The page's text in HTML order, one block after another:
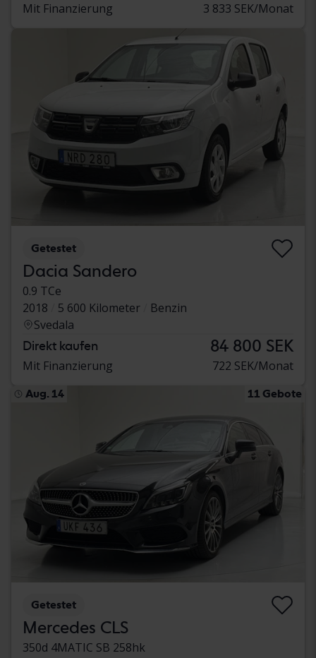
Mit Finanzierung 3 833 SEK/Monat
Getestet
Dacia Sandero
0.9 TCe
2018
5 600 Kilometer
Benzin
Svedala
Direkt kaufen 84 800 SEK
Mit Finanzierung 722 SEK/Monat
Aug. 14 11 Gebote
Getestet
Mercedes CLS
350d 4MATIC SB 258hk